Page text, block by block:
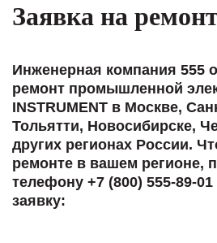
Заявка на
Инженерная компания 555
ремонт промышленной
INSTRUMENT в Москве,
Тольятти, Новосибирске,
других регионах России.
ремонте в вашем регионе,
телефону +7 (800) 555-89-01
заявку: